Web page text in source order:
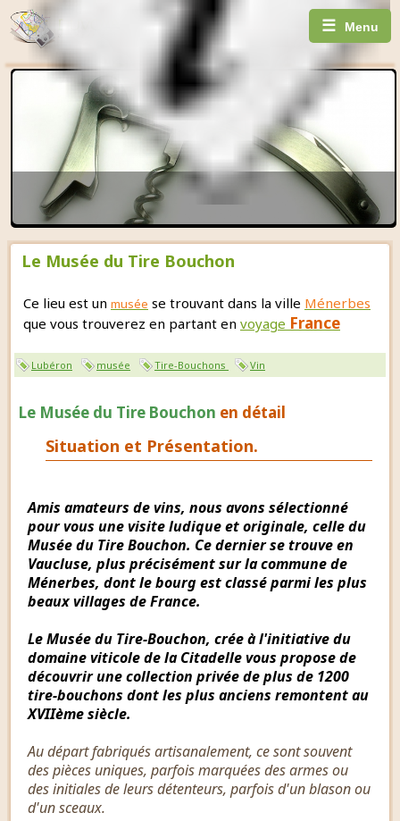
☰ Menu
Le Musée du Tire Bouchon
Ce lieu est un musée se trouvant dans la ville Ménerbes
que vous trouverez en partant en voyage France
Lubéron musée Tire-Bouchons Vin
Le Musée du Tire Bouchon en détail
Situation et Présentation.
Amis amateurs de vins, nous avons sélectionné
pour vous une visite ludique et originale, celle du
Musée du Tire Bouchon. Ce dernier se trouve en
Vaucluse, plus précisément sur la commune de
Ménerbes, dont le bourg est classé parmi les plus
beaux villages de France.
Le Musée du Tire-Bouchon, crée à l'initiative du
domaine viticole de la Citadelle vous propose de
découvrir une collection privée de plus de 1200
tire-bouchons dont les plus anciens remontent au
XVIIème siècle.
Au départ fabriqués artisanalement, ce sont souvent
des pièces uniques, parfois marquées des armes ou
des initiales de leurs détenteurs, parfois d'un blason ou
d'un sceaux.